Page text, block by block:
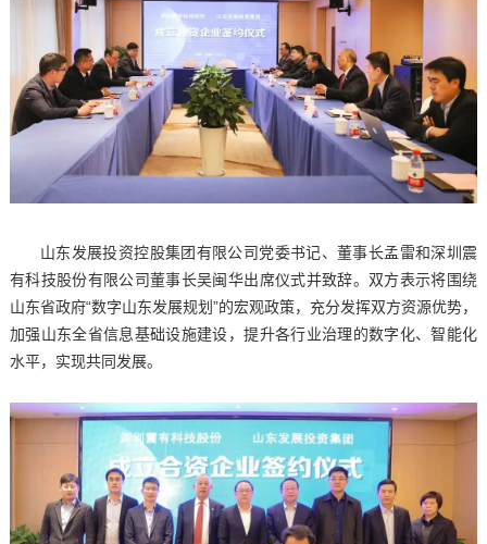
山东发展投资控股集团有限公司党委书记、董事长孟雷和深圳震
有科技股份有限公司董事长吴闽华出席仪式并致辞。双方表示将围绕
山东省政府“数字山东发展规划”的宏观政策，充分发挥双方资源优势，
加强山东全省信息基础设施建设，提升各行业治理的数字化、智能化
水平，实现共同发展。